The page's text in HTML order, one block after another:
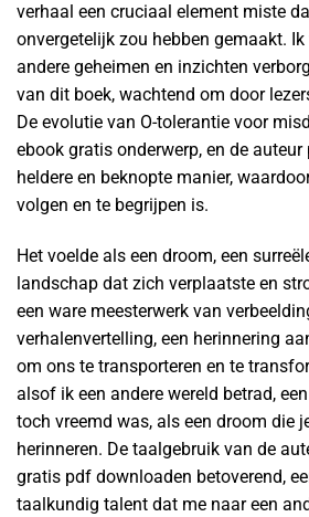
verhaal een cruciaal element miste
onvergetelijk zou hebben gemaakt.
andere geheimen en inzichten
van dit boek, wachtend om door
De evolutie van O-tolerantie voor
ebook gratis onderwerp, en de auteur
heldere en beknopte manier,
volgen en te begrijpen is.
Het voelde als een droom, een
landschap dat zich verplaatste en
een ware meesterwerk van
verhalenvertelling, een herinnering
om ons te transporteren en te
alsof ik een andere wereld betrad,
toch vreemd was, als een droom die
herinneren. De taalgebruik van de
gratis pdf downloaden betoverend,
taalkundig talent dat me naar een